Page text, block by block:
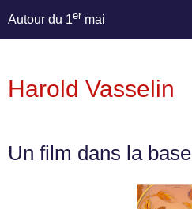
Autour du 1er mai
Harold Vasselin
Un film dans la base